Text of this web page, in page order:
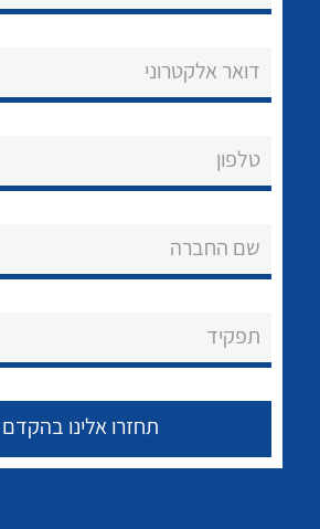
נקודות מכירה
About Ateka Ltd.
לכל מוצרי היצרן
דואר אלקטרוני
טלפון
שם החברה
תפקיד